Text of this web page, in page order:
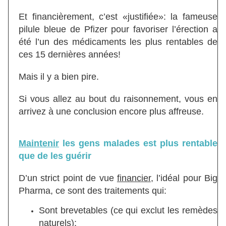
Et financièrement, c’est «justifiée»: la fameuse
pilule bleue de Pfizer pour favoriser l’érection a
été l’un des médicaments les plus rentables de
ces 15 dernières années!
Mais il y a bien pire.
Si vous allez au bout du raisonnement, vous en
arrivez à une conclusion encore plus affreuse.
Maintenir les gens malades est plus rentable
que de les guérir
D’un strict point de vue financier, l’idéal pour Big
Pharma, ce sont des traitements qui:
Sont brevetables (ce qui exclut les remèdes
naturels);